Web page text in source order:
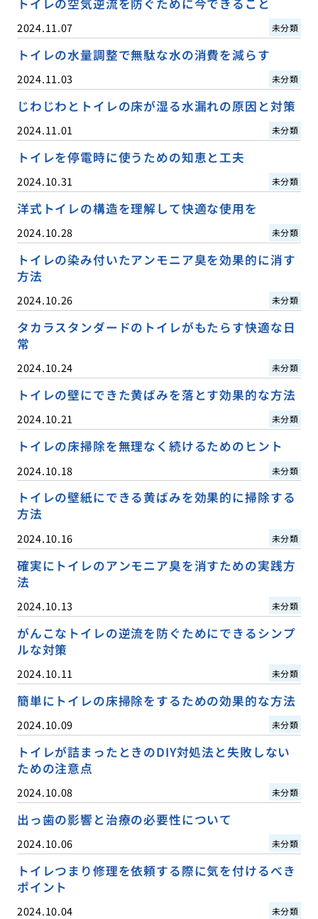
トイレの空気逆流を防ぐために今できること
2024.11.07 未分類
トイレの水量調整で無駄な水の消費を減らす
2024.11.03 未分類
じわじわとトイレの床が湿る水漏れの原因と対策
2024.11.01 未分類
トイレを停電時に使うための知恵と工夫
2024.10.31 未分類
洋式トイレの構造を理解して快適な使用を
2024.10.28 未分類
トイレの染み付いたアンモニア臭を効果的に消す
方法
2024.10.26 未分類
タカラスタンダードのトイレがもたらす快適な日
常
2024.10.24 未分類
トイレの壁にできた黄ばみを落とす効果的な方法
2024.10.21 未分類
トイレの床掃除を無理なく続けるためのヒント
2024.10.18 未分類
トイレの壁紙にできる黄ばみを効果的に掃除する
方法
2024.10.16 未分類
確実にトイレのアンモニア臭を消すための実践方
法
2024.10.13 未分類
がんこなトイレの逆流を防ぐためにできるシンプ
ルな対策
2024.10.11 未分類
簡単にトイレの床掃除をするための効果的な方法
2024.10.09 未分類
トイレが詰まったときのDIY対処法と失敗しない
ための注意点
2024.10.08 未分類
出っ歯の影響と治療の必要性について
2024.10.06 未分類
トイレつまり修理を依頼する際に気を付けるべき
ポイント
2024.10.04 未分類